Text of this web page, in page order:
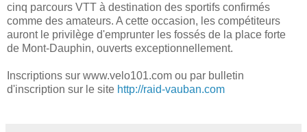
cinq parcours VTT à destination des sportifs confirmés
comme des amateurs. A cette occasion, les compétiteurs
auront le privilège d'emprunter les fossés de la place forte
de Mont-Dauphin, ouverts exceptionnellement.
Inscriptions sur www.velo101.com ou par bulletin
d'inscription sur le site http://raid-vauban.com